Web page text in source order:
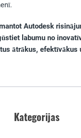
Autodesk
labumu no
ātrākus, efektīvākus
Kategorijas